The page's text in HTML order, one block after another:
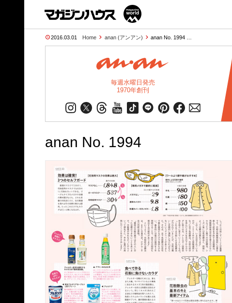
2016.03.01 Home anan (アンアン) anan No. 1994 …
毎週水曜日発売
1970年創刊
anan No. 1994